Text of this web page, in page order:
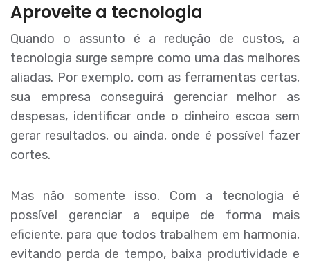
Aproveite a tecnologia
Quando o assunto é a redução de custos, a
tecnologia surge sempre como uma das melhores
aliadas. Por exemplo, com as ferramentas certas,
sua empresa conseguirá gerenciar melhor as
despesas, identificar onde o dinheiro escoa sem
gerar resultados, ou ainda, onde é possível fazer
cortes.
Mas não somente isso. Com a tecnologia é
possível gerenciar a equipe de forma mais
eficiente, para que todos trabalhem em harmonia,
evitando perda de tempo, baixa produtividade e